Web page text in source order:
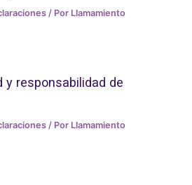
/ Por Llamamiento
y responsabilidad de
/ Por Llamamiento